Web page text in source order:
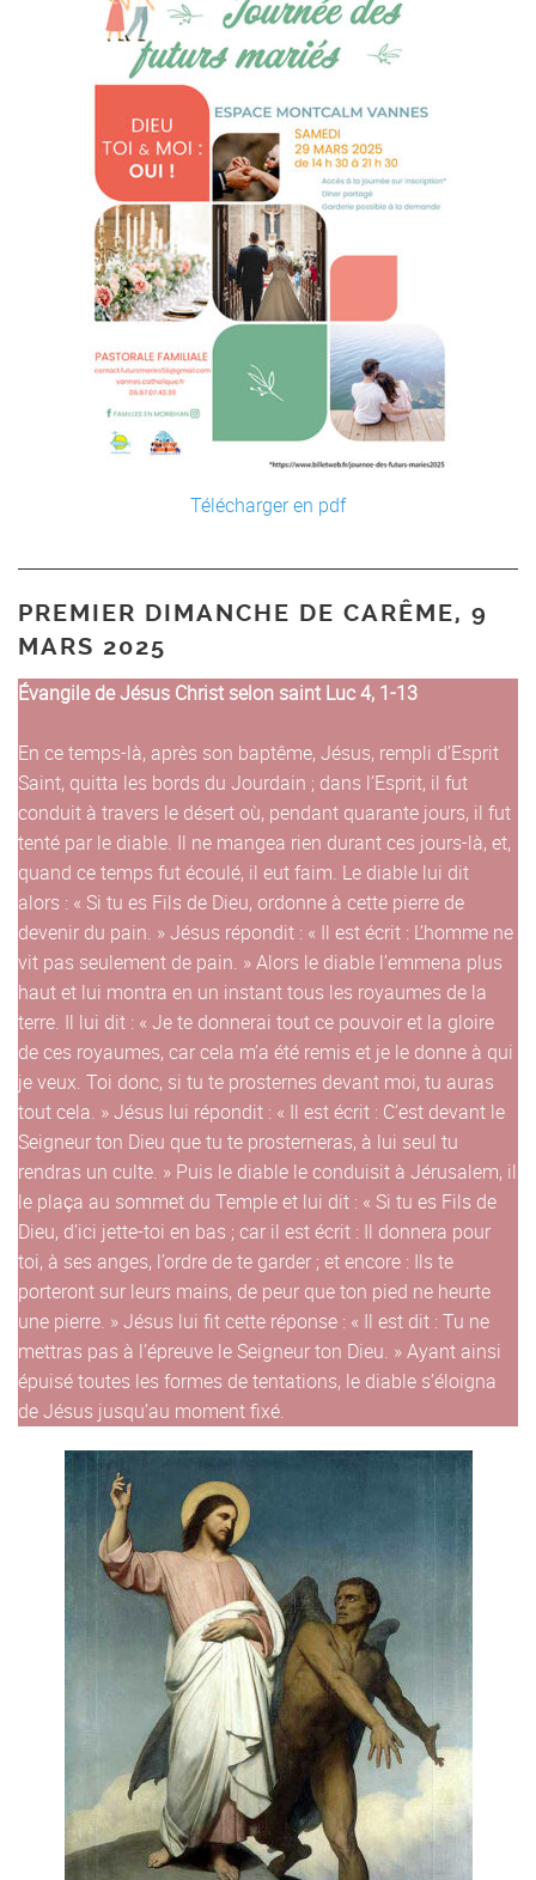
Télécharger en pdf
PREMIER DIMANCHE DE CARÊME, 9
MARS 2025
Évangile de Jésus Christ selon saint Luc 4, 1-13
En ce temps-là, après son baptême, Jésus, rempli d’Esprit
Saint, quitta les bords du Jourdain ; dans l’Esprit, il fut
conduit à travers le désert où, pendant quarante jours, il fut
tenté par le diable. Il ne mangea rien durant ces jours-là, et,
quand ce temps fut écoulé, il eut faim. Le diable lui dit
alors : « Si tu es Fils de Dieu, ordonne à cette pierre de
devenir du pain. » Jésus répondit : « Il est écrit : L’homme ne
vit pas seulement de pain. » Alors le diable l’emmena plus
haut et lui montra en un instant tous les royaumes de la
terre. Il lui dit : « Je te donnerai tout ce pouvoir et la gloire
de ces royaumes, car cela m’a été remis et je le donne à qui
je veux. Toi donc, si tu te prosternes devant moi, tu auras
tout cela. » Jésus lui répondit : « Il est écrit : C’est devant le
Seigneur ton Dieu que tu te prosterneras, à lui seul tu
rendras un culte. » Puis le diable le conduisit à Jérusalem, il
le plaça au sommet du Temple et lui dit : « Si tu es Fils de
Dieu, d’ici jette-toi en bas ; car il est écrit : Il donnera pour
toi, à ses anges, l’ordre de te garder ; et encore : Ils te
porteront sur leurs mains, de peur que ton pied ne heurte
une pierre. » Jésus lui fit cette réponse : « Il est dit : Tu ne
mettras pas à l’épreuve le Seigneur ton Dieu. » Ayant ainsi
épuisé toutes les formes de tentations, le diable s’éloigna
de Jésus jusqu’au moment fixé.